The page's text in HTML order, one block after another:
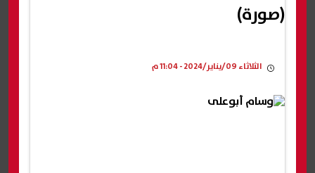
(صورة)
الثلاثاء 09/يناير/2024 - 11:04 م